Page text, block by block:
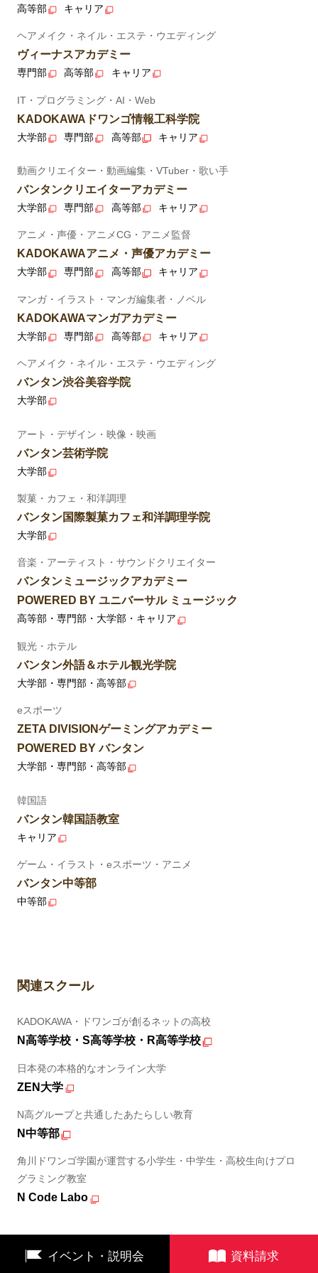
イベント・説明会 資料請求
高等部 キャリア
ヘアメイク・ネイル・エステ・ウエディング
ヴィーナスアカデミー
専門部 高等部 キャリア
IT・プログラミング・AI・Web
KADOKAWAドワンゴ情報工科学院
大学部 専門部 高等部 キャリア
動画クリエイター・動画編集・VTuber・歌い手
バンタンクリエイターアカデミー
大学部 専門部 高等部 キャリア
アニメ・声優・アニメCG・アニメ監督
KADOKAWAアニメ・声優アカデミー
大学部 専門部 高等部 キャリア
マンガ・イラスト・マンガ編集者・ノベル
KADOKAWAマンガアカデミー
大学部 専門部 高等部 キャリア
ヘアメイク・ネイル・エステ・ウエディング
バンタン渋谷美容学院
大学部
アート・デザイン・映像・映画
バンタン芸術学院
大学部
製菓・カフェ・和洋調理
バンタン国際製菓カフェ和洋調理学院
大学部
音楽・アーティスト・サウンドクリエイター
バンタンミュージックアカデミー
POWERED BY ユニバーサル ミュージック
高等部・専門部・大学部・キャリア
観光・ホテル
バンタン外語＆ホテル観光学院
大学部・専門部・高等部
eスポーツ
ZETA DIVISIONゲーミングアカデミー
POWERED BY バンタン
大学部・専門部・高等部
韓国語
バンタン韓国語教室
キャリア
ゲーム・イラスト・eスポーツ・アニメ
バンタン中等部
中等部
関連スクール
KADOKAWA・ドワンゴが創るネットの高校
N高等学校・S高等学校・R高等学校
日本発の本格的なオンライン大学
ZEN大学
N高グループと共通したあたらしい教育
N中等部
角川ドワンゴ学園が運営する小学生・中学生・高校生向けプロ
グラミング教室
N Code Labo